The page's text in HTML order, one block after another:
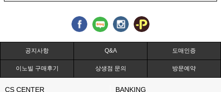
공지사항 Q&A 도매인증
이노빌 구매후기 상생점 문의 방문예약
CS CENTER BANKING